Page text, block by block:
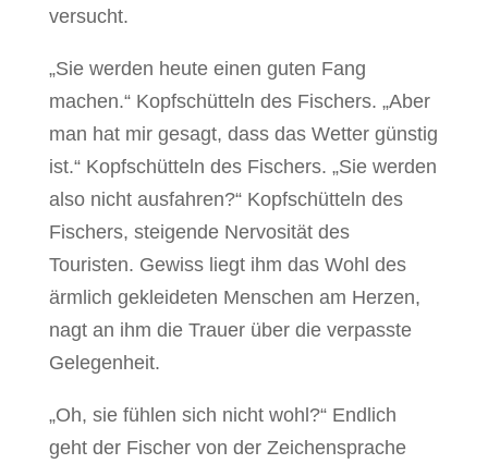
versucht.
„Sie werden heute einen guten Fang
machen.“ Kopfschütteln des Fischers. „Aber
man hat mir gesagt, dass das Wetter günstig
ist.“ Kopfschütteln des Fischers. „Sie werden
also nicht ausfahren?“ Kopfschütteln des
Fischers, steigende Nervosität des
Touristen. Gewiss liegt ihm das Wohl des
ärmlich gekleideten Menschen am Herzen,
nagt an ihm die Trauer über die verpasste
Gelegenheit.
„Oh, sie fühlen sich nicht wohl?“ Endlich
geht der Fischer von der Zeichensprache